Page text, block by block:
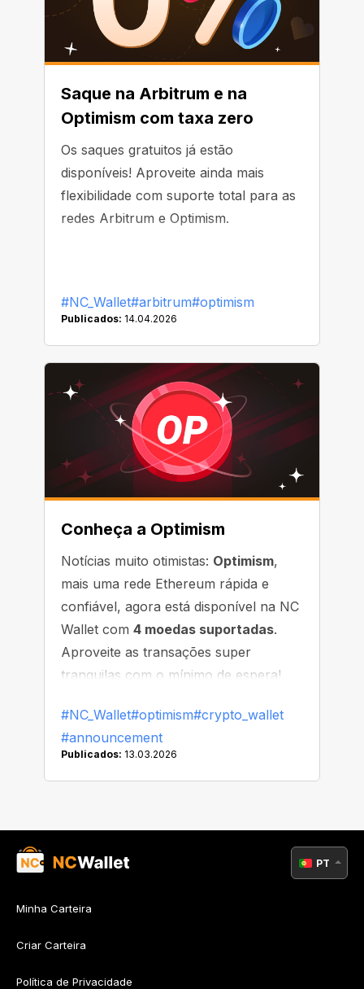
Saque na Arbitrum e na
Optimism com taxa zero
Os saques gratuitos já estão
disponíveis! Aproveite ainda mais
flexibilidade com suporte total para as
redes Arbitrum e Optimism.
#NC_Wallet#arbitrum#optimism
Publicados: 14.04.2026
Conheça a Optimism
Notícias muito otimistas: Optimism,
mais uma rede Ethereum rápida e
confiável, agora está disponível na NC
Wallet com 4 moedas suportadas.
Aproveite as transações super
tranquilas com o mínimo de espera!
#NC_Wallet#optimism#crypto_wallet
#announcement
Publicados: 13.03.2026
Minha Carteira
Criar Carteira
Política de Privacidade
PT